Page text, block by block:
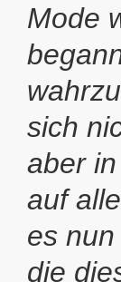
Mode
sich
aber
auf
es
die